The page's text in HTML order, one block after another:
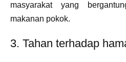
masyarakat yang
makanan pokok.
3. Tahan terhadap